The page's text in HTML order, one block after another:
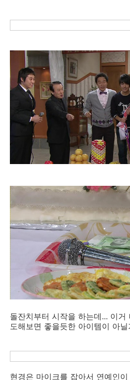
돌잔치부터 시작을 하는데... 이거
도해보면 좋을듯한 아이템이 아닐
현경은 마이크를 잡아서 연예인